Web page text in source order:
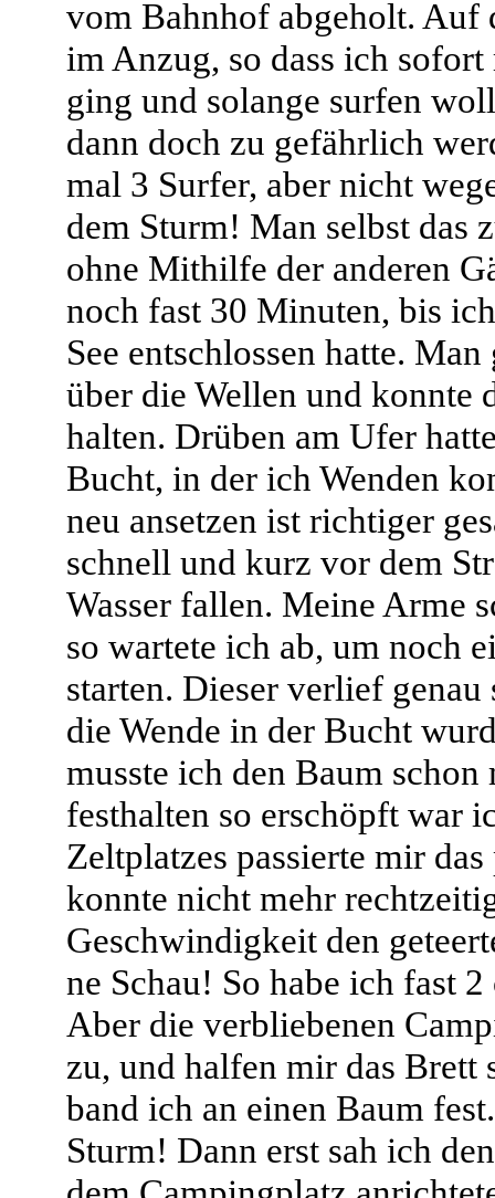
vom Bahnhof abgeholt. Auf
im Anzug, so dass ich
ging und solange surfen
dann doch zu gefährlich
mal 3 Surfer, aber nicht
dem Sturm! Man selbst das
ohne Mithilfe der anderen
noch fast 30 Minuten, bis
See entschlossen hatte.
über die Wellen und konnte
halten. Drüben am Ufer
Bucht, in der ich Wenden
neu ansetzen ist richtiger
schnell und kurz vor dem
Wasser fallen. Meine Arme
so wartete ich ab, um noch
starten. Dieser verlief
die Wende in der Bucht
musste ich den Baum
festhalten so erschöpft war
Zeltplatzes passierte mir
konnte nicht mehr
Geschwindigkeit den
ne Schau! So habe ich fast
Aber die verbliebenen
zu, und halfen mir das Brett
band ich an einen Baum
Sturm! Dann erst sah ich